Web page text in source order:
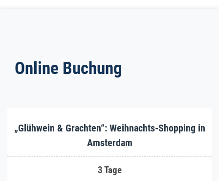
Online Buchung
„Glühwein & Grachten“: Weihnachts-Shopping in
Amsterdam
3 Tage